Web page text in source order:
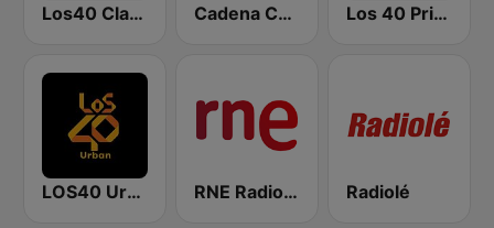
Los40 Classic Cadena COPE Madrid Los 40 Principales
LOS40 Urban RNE Radio Nacional Radiolé